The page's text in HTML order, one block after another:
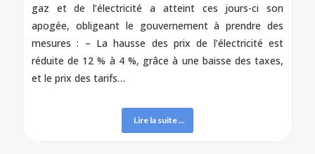
gaz et de l’électricité a atteint ces jours-ci son
apogée, obligeant le gouvernement à prendre des
mesures : – La hausse des prix de l’électricité est
réduite de 12 % à 4 %, grâce à une baisse des taxes,
et le prix des tarifs…
Lire la suite ...